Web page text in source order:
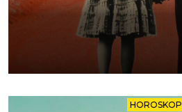
HOROSKOP